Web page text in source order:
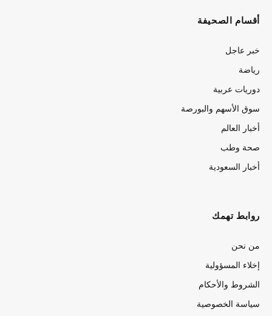
أقسام الصحيفة
خبر عاجل
رياضة
دوريات عربية
سوق الأسهم والبورصة
أخبار العالم
صحة وطب
أخبار السعودية
روابط تهمك
من نحن
إخلاء المسؤولية
الشروط والأحكام
سياسة الخصوصية